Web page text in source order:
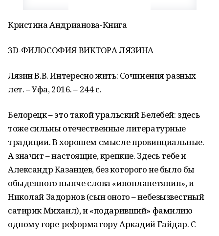
Кристина Андрианова-Книга
3D-ФИЛОСОФИЯ ВИКТОРА ЛЯЗИНА
Лязин В.В. Интересно жить: Сочинения разных
лет. – Уфа, 2016. – 244 с.
Белорецк – это такой уральский Белебей: здесь
тоже сильны отечественные литературные
традиции. В хорошем смысле провинциальные.
А значит – настоящие, крепкие. Здесь тебе и
Александр Казанцев, без которого не было бы
обыденного нынче слова «инопланетянин», и
Николай Задорнов (сын оного – небезызвестный
сатирик Михаил), и «подаривший» фамилию
одному горе-реформатору Аркадий Гайдар. С